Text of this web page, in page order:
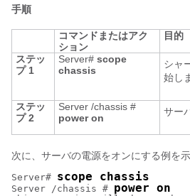
手順
コマンドまたはアク
ション
目的
ステッ
プ 1
Server# scope
chassis
シャ
始し
ステッ
プ 2
Server /chassis #
power on
サー
次に、サーバの電源をオンにする例を示
Server# scope chassis
Server /chassis # power on